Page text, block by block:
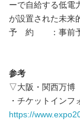
ーで自給する低電
が設置された未来
予 約 ：事前予
参考
▽大阪・関西万
・チケットインフ
https://